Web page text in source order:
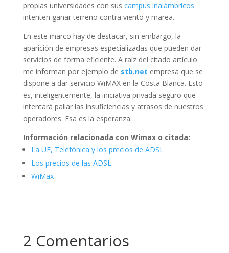
propias universidades con sus campus inalámbricos
intenten ganar terreno contra viento y marea.
En este marco hay de destacar, sin embargo, la
aparición de empresas especializadas que pueden dar
servicios de forma eficiente. A raíz del citado artículo
me informan por ejemplo de stb.net empresa que se
dispone a dar servicio WiMAX en la Costa Blanca. Esto
es, inteligentemente, la iniciativa privada seguro que
intentará paliar las insuficiencias y atrasos de nuestros
operadores. Esa es la esperanza…
Información relacionada con Wimax o citada:
La UE, Telefónica y los precios de ADSL
Los precios de las ADSL
WiMax
2 Comentarios